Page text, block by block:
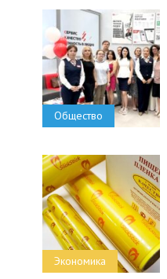
Общество
Экономика